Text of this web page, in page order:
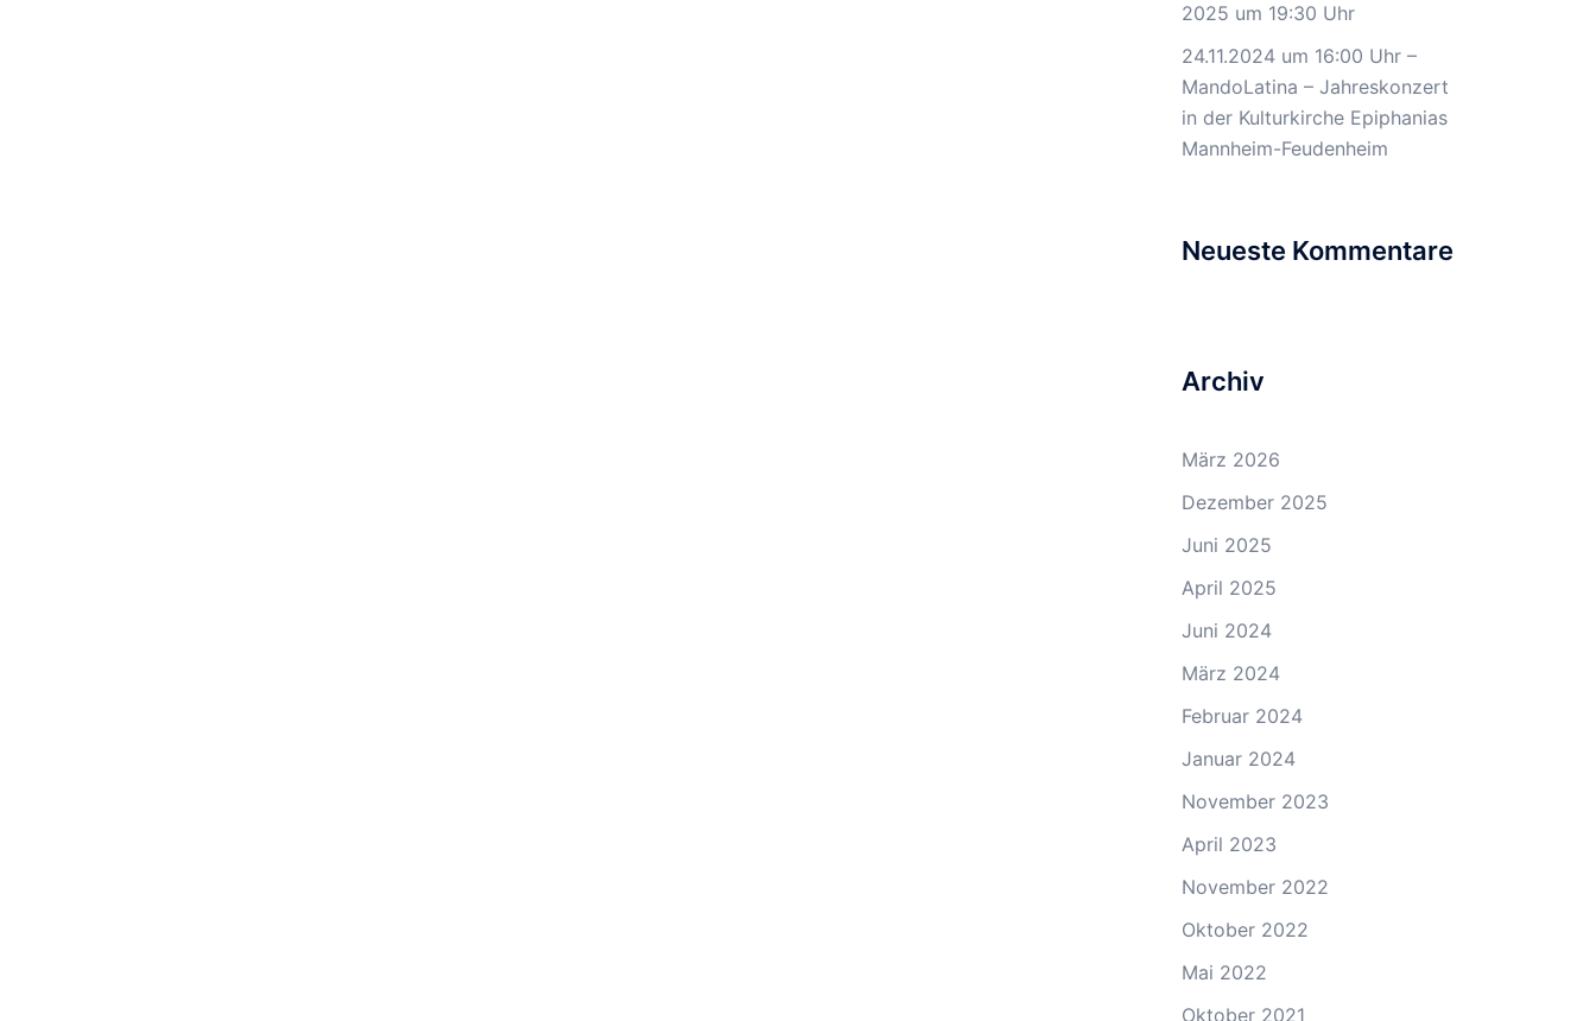
2025 um 19:30 Uhr
24.11.2024 um 16:00 Uhr –
MandoLatina – Jahreskonzert
in der Kulturkirche Epiphanias
Mannheim-Feudenheim
Neueste Kommentare
Archiv
März 2026
Dezember 2025
Juni 2025
April 2025
Juni 2024
März 2024
Februar 2024
Januar 2024
November 2023
April 2023
November 2022
Oktober 2022
Mai 2022
Oktober 2021